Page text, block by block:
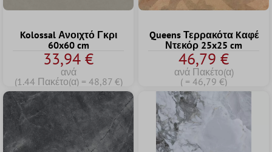
Kolossal Ανοιχτό Γκρι
60x60 cm
33,94 €
ανά
(1.44 Πακέτο(α) = 48,87 €)
Queens Τερρακότα Kαφέ
Ντεκόρ 25x25 cm
46,79 €
ανά Πακέτο(α)
( = 46,79 €)